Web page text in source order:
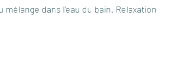
mélange dans l'eau du bain. Relaxation